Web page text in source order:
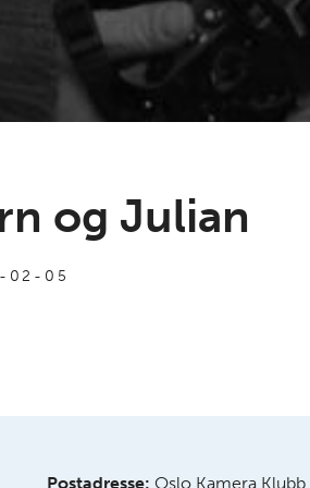
og Julian
02-05
Postadresse: Oslo Kamera Klubb,